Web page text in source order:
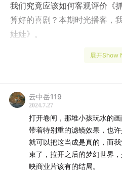
我们究竟应该如何客观评价《
算好的喜剧？本期时光播客，
娃娃》。
【嘉宾】
崔汀 香港电影研究者
小詹 资深影迷
羊羊 时光网记者
展开Show
云中岳119
2024.7.27
打开卷闸，那堆小孩玩水的
带着特别重的滤镜效果，也
就可以把这当成是真的，而
束了，拉开之后的梦幻世界
映商业片该有的结局。